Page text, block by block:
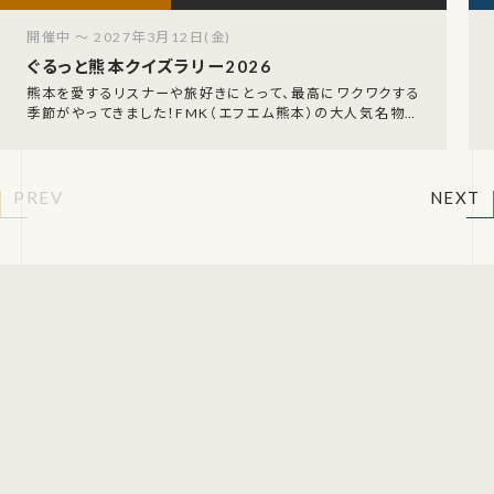
ぐるっと熊本クイズラリー2026
熊本を愛するリスナーや旅好きにとって、最高にワクワクする
季節がやってきました！FMK（エフエム熊本）の大人気名物企
開催中 ～ 2027年3月12日(金)
PREV NEXT